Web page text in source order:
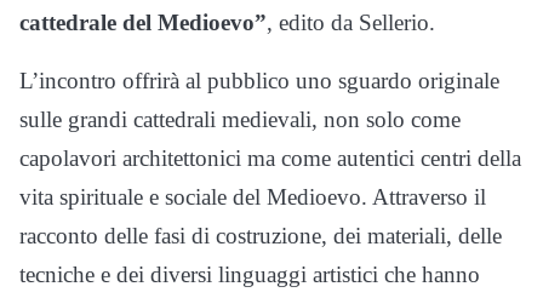
cattedrale del Medioevo”, edito da Sellerio.
L’incontro offrirà al pubblico uno sguardo originale
sulle grandi cattedrali medievali, non solo come
capolavori architettonici ma come autentici centri della
vita spirituale e sociale del Medioevo. Attraverso il
racconto delle fasi di costruzione, dei materiali, delle
tecniche e dei diversi linguaggi artistici che hanno